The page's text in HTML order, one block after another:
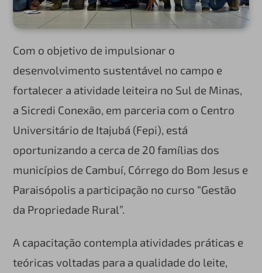
Com o objetivo de impulsionar o
desenvolvimento sustentável no campo e
fortalecer a atividade leiteira no Sul de Minas,
a Sicredi Conexão, em parceria com o Centro
Universitário de Itajubá (Fepi), está
oportunizando a cerca de 20 famílias dos
municípios de Cambuí, Córrego do Bom Jesus e
Paraisópolis a participação no curso “Gestão
da Propriedade Rural”.
A capacitação contempla atividades práticas e
teóricas voltadas para a qualidade do leite,